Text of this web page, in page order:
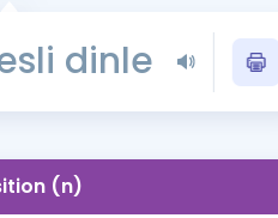
YDS - YÖKDİL
İngilizce
dinle
(n)